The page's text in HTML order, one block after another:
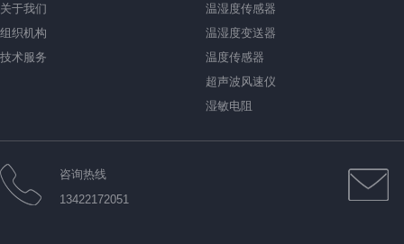
关于我们
组织机构
技术服务
温湿度传感器
温湿度变送器
温度传感器
超声波风速仪
湿敏电阻
咨询热线
13422172051